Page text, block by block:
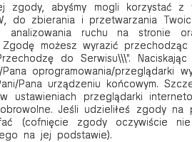
zgody, abyśmy mogli korzystać
do zbierania i przetwarzania
analizowania ruchu na stronie
możesz wyrazić
do Serwisu\\\".
oprogramowania/przeglądarki
Pana urządzeniu końcowym.
ustawieniach przeglądarki
Jeśli udzieliłeś zgody na
(cofnięcie zgody oczywiście
na jej podstawie).